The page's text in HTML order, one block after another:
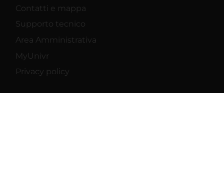
Contatti e mappa
Supporto tecnico
Area Amministrativa
MyUnivr
Privacy policy